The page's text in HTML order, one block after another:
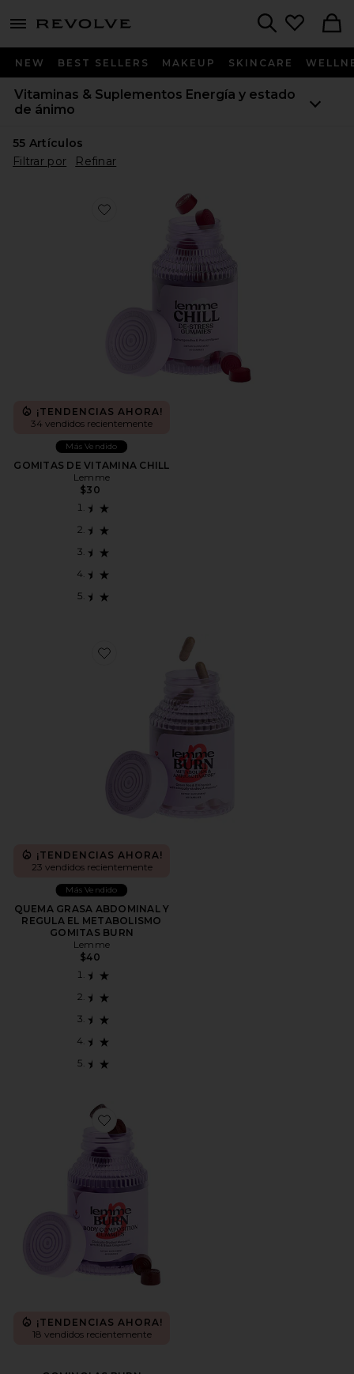
menu - shows more content
NEW BEST SELLERS MAKEUP SKINCARE
Vitaminas & Suplementos Energía y estado
de ánimo
55 Artículos
Filtrar por
Refinar
Favorite GOMITAS DE VITAMINA CHILL
¡TENDENCIAS AHORA!
34 vendidos recientemente
Más Vendido
GOMITAS DE VITAMINA CHILL
Lemme
$30
Favorite QUEMA GRASA ABDOMINAL Y REGULA EL
¡TENDENCIAS AHORA!
23 vendidos recientemente
Más Vendido
QUEMA GRASA ABDOMINAL Y
REGULA EL METABOLISMO
GOMITAS BURN
Lemme
$40
Favorite GOMINOLAS BURN
¡TENDENCIAS AHORA!
18 vendidos recientemente